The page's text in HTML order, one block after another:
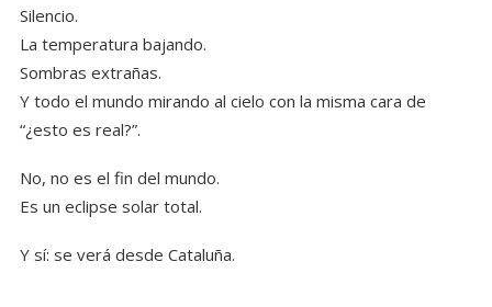
Silencio.
La temperatura bajando.
Sombras extrañas.
Y todo el mundo mirando al cielo con la misma cara de
“¿esto es real?”.
No, no es el fin del mundo.
Es un eclipse solar total.
Y sí: se verá desde Cataluña.